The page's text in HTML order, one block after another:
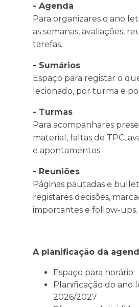
- Agenda
Para organizares o ano
as semanas, avaliações,
tarefas.
- Sumários
Espaço para registar o
lecionado, por turma e
- Turmas
Para acompanhares
material, faltas de TPC,
e apontamentos.
- Reuniões
Páginas pautadas e
registares decisões,
importantes e follow-ups.
A planificação da
Espaço para horário
Planificação do ano
2026/2027